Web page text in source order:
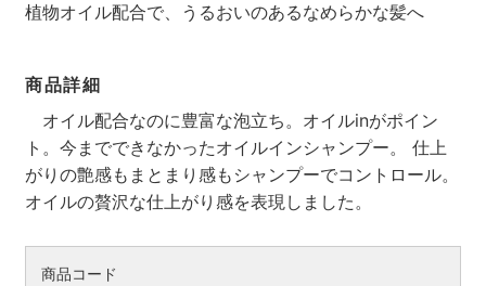
植物オイル配合で、うるおいのあるなめらかな髪へ
商品詳細
オイル配合なのに豊富な泡立ち。オイルinがポイン
ト。今までできなかったオイルインシャンプー。 仕上
がりの艶感もまとまり感もシャンプーでコントロール。
オイルの贅沢な仕上がり感を表現しました。
商品コード